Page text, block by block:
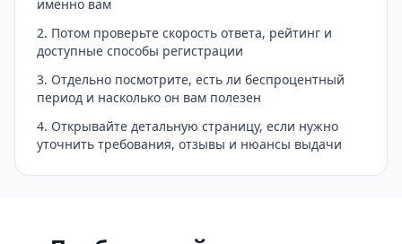
именно вам
Потом проверьте скорость ответа, рейтинг и
доступные способы регистрации
Отдельно посмотрите, есть ли беспроцентный
период и насколько он вам полезен
Открывайте детальную страницу, если нужно
уточнить требования, отзывы и нюансы выдачи